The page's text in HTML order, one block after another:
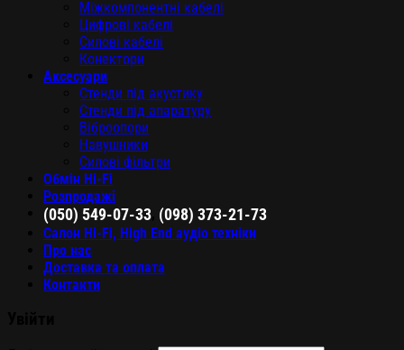
Міжкомпонентні кабелі
Цифрові кабелі
Силові кабелі
Конектори
Аксесуари
Стенди під акустику
Стенди під апаратуру
Віброопори
Навушники
Силові фільтри
Обмін Hi-Fi
Розпродажі
(050) 549-07-33 (098) 373-21-73
Салон Hi-Fi, High End аудіо техніки
Про нас
Доставка та оплата
Контакти